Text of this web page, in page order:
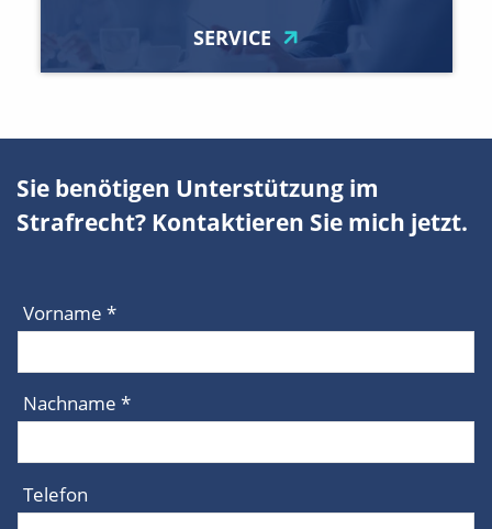
SERVICE
Sie benötigen Unterstützung im
Strafrecht? Kontaktieren Sie mich jetzt.
Vorname *
Nachname *
Telefon